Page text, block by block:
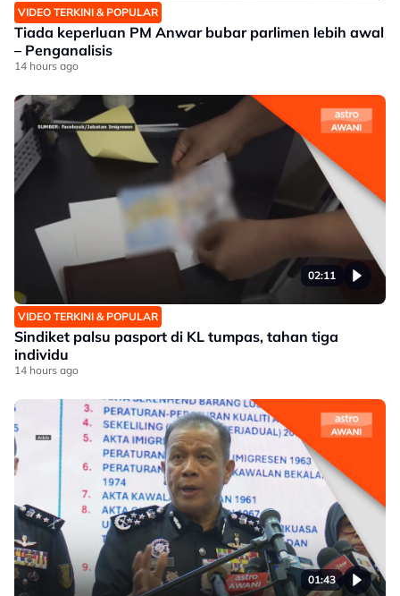
VIDEO TERKINI & POPULAR
Tiada keperluan PM Anwar bubar parlimen lebih awal
– Penganalisis
14 hours ago
02:11
VIDEO TERKINI & POPULAR
Sindiket palsu pasport di KL tumpas, tahan tiga
individu
14 hours ago
01:43